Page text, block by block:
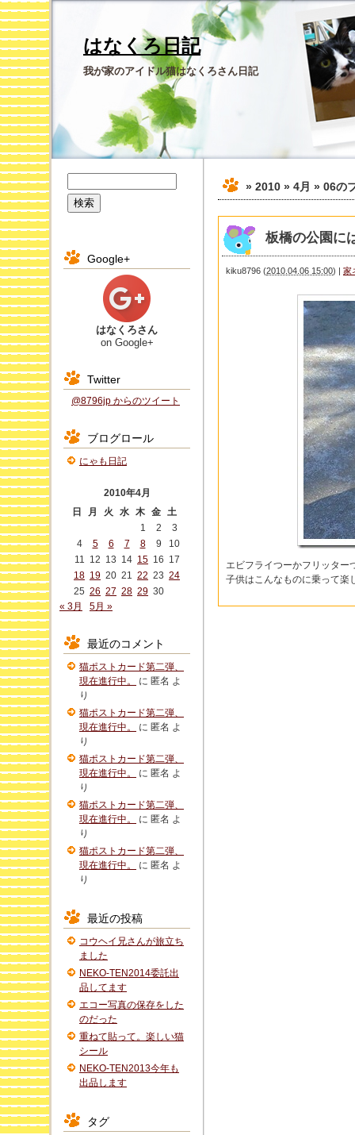
はなくろ日記
我が家のアイドル猫はなくろさん日記
» 2010 » 4月 » 06の
板橋の公園に
kiku8796 (2010.04.06 15:00) | 家
エビフライつーかフリッター
子供はこんなものに乗って楽
Google+
はなくろさん
on Google+
Twitter
@8796jp からのツイート
ブログロール
にゃも日記
2010年4月
日
月 火 水 木 金 土
1
2
3
4
5 6 7 8 9
10
11 12 13 14 15 16 17
18 19 20 21 22 23 24
25 26 27 28 29 30
« 3月
5月 »
最近のコメント
猫ポストカード第二弾、
現在進行中。
に 匿名 よ
り
猫ポストカード第二弾、
現在進行中。
に 匿名 よ
り
猫ポストカード第二弾、
現在進行中。
に 匿名 よ
り
猫ポストカード第二弾、
現在進行中。
に 匿名 よ
り
猫ポストカード第二弾、
現在進行中。
に 匿名 よ
り
最近の投稿
コウヘイ兄さんが旅立ち
ました
NEKO-TEN2014委託出
品してます
エコー写真の保存をした
のだった
重ねて貼って。楽しい猫
シール
NEKO-TEN2013今年も
出品します
タグ